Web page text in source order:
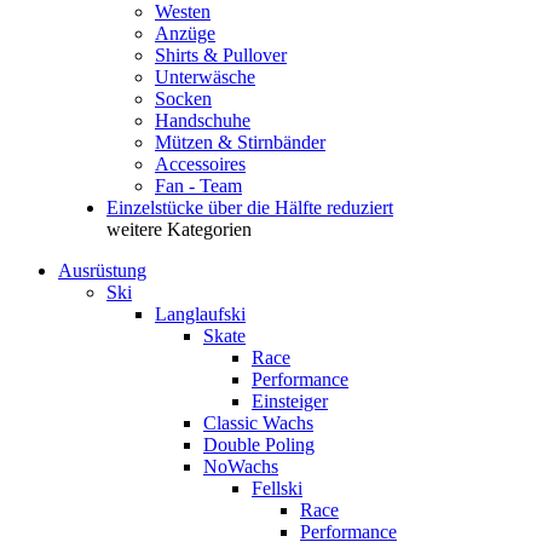
Westen
Anzüge
Shirts & Pullover
Unterwäsche
Socken
Handschuhe
Mützen & Stirnbänder
Accessoires
Fan - Team
Einzelstücke über die Hälfte reduziert
weitere Kategorien
Ausrüstung
Ski
Langlaufski
Skate
Race
Performance
Einsteiger
Classic Wachs
Double Poling
NoWachs
Fellski
Race
Performance